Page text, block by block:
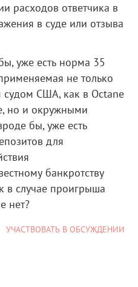
расходов ответчика в
в суде или отзыва
уже есть норма 35
не только
США, как в Octane
но и окружными
бы, уже есть
для
банкротству
в случае проигрыша
нет?
УЧАСТВОВАТЬ В ОБСУЖДЕНИИ